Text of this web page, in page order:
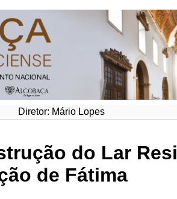
Diretor: Mário Lopes
do Lar
de Fátima